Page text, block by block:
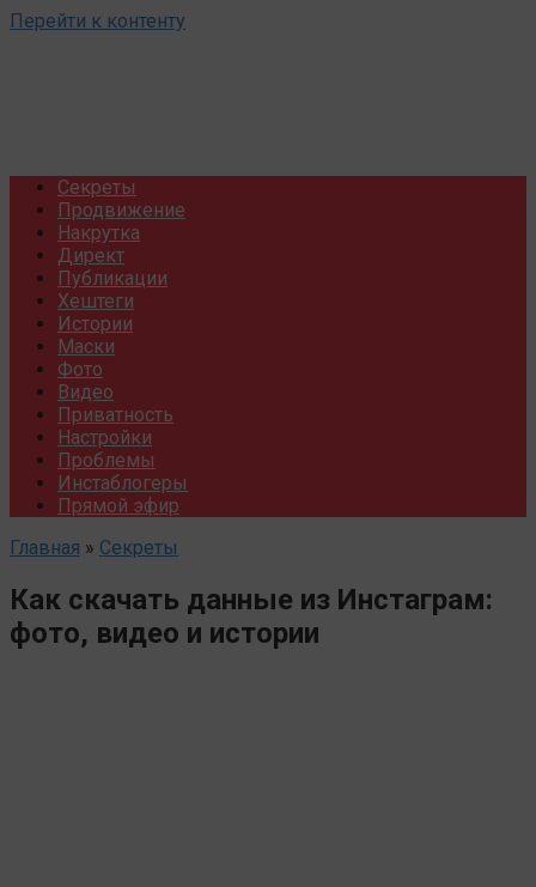
Перейти к контенту
Секреты
Продвижение
Накрутка
Директ
Публикации
Хештеги
Истории
Маски
Фото
Видео
Приватность
Настройки
Проблемы
Инстаблогеры
Прямой эфир
Главная » Секреты
Как скачать данные из Инстаграм:
фото, видео и истории